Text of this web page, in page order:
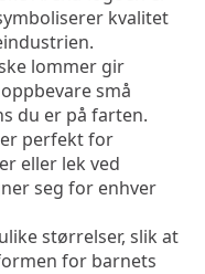
kvalitet
lommer gir
små
du er på farten.
er perfekt for
eller lek ved
seg for enhver
størrelser, slik at
for barnets